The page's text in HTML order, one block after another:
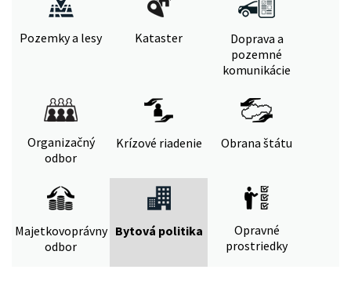
Pozemky a lesy Kataster
Doprava a
pozemné
komunikácie
Organizačný
odbor
Krízové riadenie Obrana štátu
Majetkovoprávny
odbor
Bytová politika
Opravné
prostriedky